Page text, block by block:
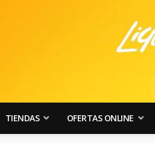
TIENDAS OFERTAS ONLINE